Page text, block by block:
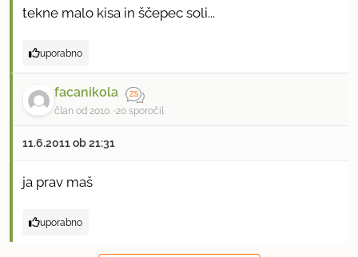
tekne malo kisa in ščepec soli...
uporabno
facanikola
član od 2010 20 sporočil
11.6.2011 ob 21:31
ja prav maš
uporabno